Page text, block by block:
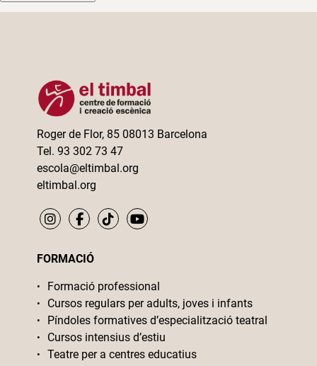
Roger de Flor, 85 08013 Barcelona
Tel. 93 302 73 47
escola@eltimbal.org
eltimbal.org
FORMACIÓ
Formació professional
Cursos regulars per adults, joves i infants
Píndoles formatives d’especialització teatral
Cursos intensius d’estiu
Teatre per a centres educatius